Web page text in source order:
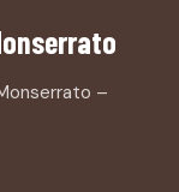
–